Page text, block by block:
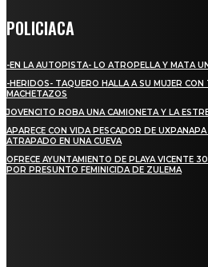
POLICIACA
-EN LA AUTOPISTA- LO ATROPELLA Y MATA
-HERIDOS- TAQUERO HALLA A SU MUJER CON
MACHETAZOS
JOVENCITO ROBA UNA CAMIONETA Y LA
APARECE CON VIDA PESCADOR DE
ATRAPADO EN UNA CUEVA
OFRECE AYUNTAMIENTO DE PLAYA VICENTE
POR PRESUNTO FEMINICIDA DE ZULEMA